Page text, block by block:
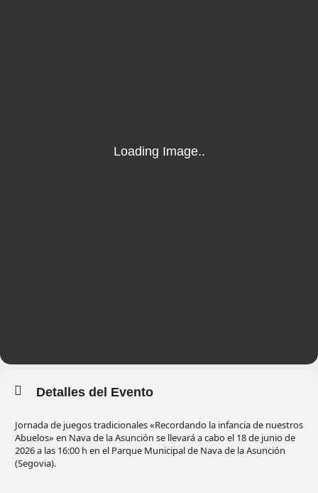
Detalles del Evento
Jornada de juegos tradicionales «Recordando la infancia de nuestros
Abuelos» en Nava de la Asunción se llevará a cabo el 18 de junio de
2026 a las 16:00 h en el Parque Municipal de Nava de la Asunción
(Segovia).